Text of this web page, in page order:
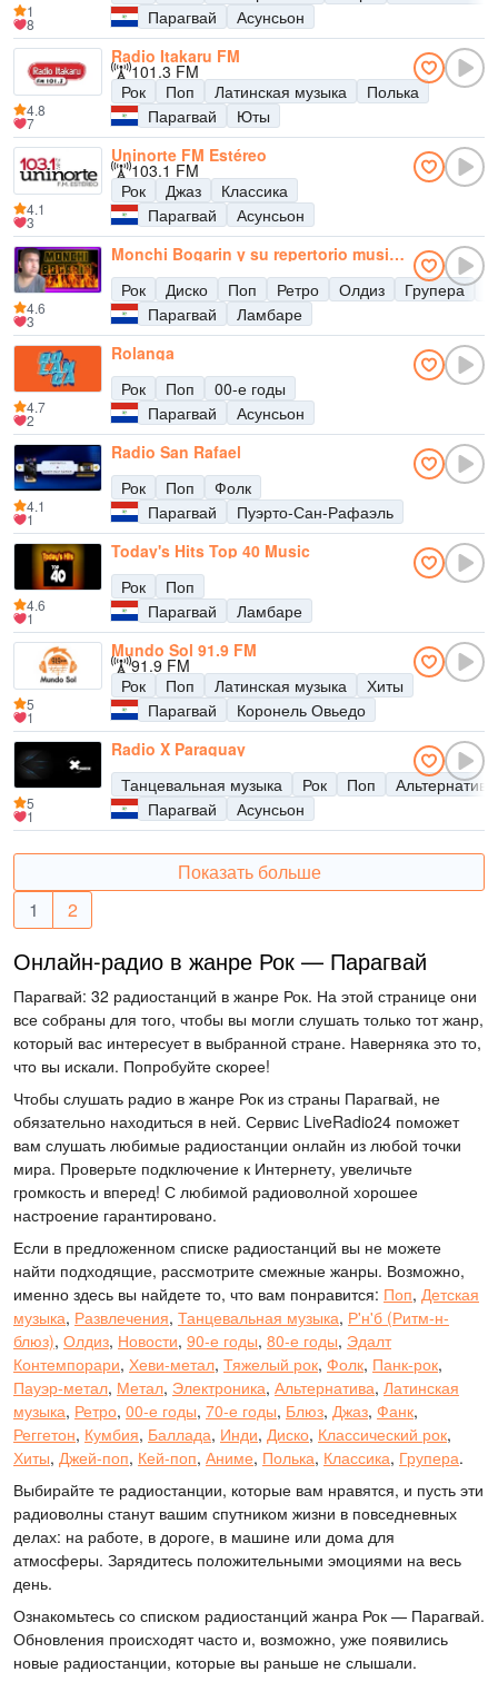
Парагвай
Асунсьон
1
8
Radio Itakaru FM
101.3 FM
Рок
Поп Латинская музыка
Полька
Парагвай
Юты
4.8
7
Uninorte FM Estéreo
103.1 FM
Рок
Джаз
Классика
Парагвай
Асунсьон
4.1
3
Monchi Bogarin y su repertorio musical
Рок
Диско Поп Ретро Олдиз Групера
Парагвай
Ламбаре
4.6
3
Rolanga
Рок
Поп
00-е годы
Парагвай
Асунсьон
4.7
2
Radio San Rafael
Рок
Поп
Фолк
Парагвай
Пуэрто-Сан-Рафаэль
4.1
1
Today's Hits Top 40 Music
Рок
Поп
Парагвай
Ламбаре
4.6
1
Mundo Sol 91.9 FM
91.9 FM
Рок
Поп Латинская музыка
Хиты
Парагвай
Коронель Овьедо
5
1
Radio X Paraguay
Танцевальная музыка
Рок Поп
Альтернатива
Парагвай
Асунсьон
5
1
Показать больше
1
2
Онлайн-радио в жанре Рок — Парагвай
Парагвай: 32 радиостанций в жанре Рок. На этой странице они
все собраны для того, чтобы вы могли слушать только тот жанр,
который вас интересует в выбранной стране. Наверняка это то,
что вы искали. Попробуйте скорее!
Чтобы слушать радио в жанре Рок из страны Парагвай, не
обязательно находиться в ней. Сервис LiveRadio24 поможет
вам слушать любимые радиостанции онлайн из любой точки
мира. Проверьте подключение к Интернету, увеличьте
громкость и вперед! С любимой радиоволной хорошее
настроение гарантировано.
Если в предложенном списке радиостанций вы не можете
найти подходящие, рассмотрите смежные жанры. Возможно,
именно здесь вы найдете то, что вам понравится: Поп, Детская
музыка, Развлечения, Танцевальная музыка, Р'н'б (Ритм-н-
блюз), Олдиз, Новости, 90-е годы, 80-е годы, Эдалт
Контемпорари, Хеви-метал, Тяжелый рок, Фолк, Панк-рок,
Пауэр-метал, Метал, Электроника, Альтернатива, Латинская
музыка, Ретро, 00-е годы, 70-е годы, Блюз, Джаз, Фанк,
Реггетон, Кумбия, Баллада, Инди, Диско, Классический рок,
Хиты, Джей-поп, Кей-поп, Аниме, Полька, Классика, Групера.
Выбирайте те радиостанции, которые вам нравятся, и пусть эти
радиоволны станут вашим спутником жизни в повседневных
делах: на работе, в дороге, в машине или дома для
атмосферы. Зарядитесь положительными эмоциями на весь
день.
Ознакомьтесь со списком радиостанций жанра Рок — Парагвай.
Обновления происходят часто и, возможно, уже появились
новые радиостанции, которые вы раньше не слышали.